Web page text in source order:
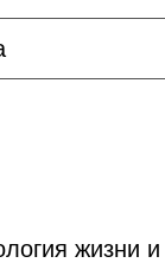
жизни